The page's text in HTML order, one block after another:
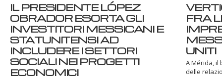
IL PRESIDENTE LÓPEZ
OBRADOR ESORTA GLI
INVESTITORI MESSICANI E
STATUNITENSI AD
INCLUDERE I SETTORI
SOCIALI NEI PROGETTI
ECONOMICI
FRA
UNITI
A Mérida,
delle